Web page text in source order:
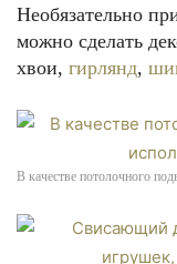
Необязательно
можно сделать
хвои, гирлянд,
В качестве потолочного